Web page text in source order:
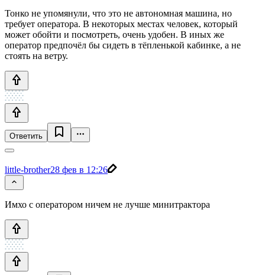
Тонко не упомянули, что это не автономная машина, но
требует оператора. В некоторых местах человек, который
может обойти и посмотреть, очень удобен. В иных же
оператор предпочёл бы сидеть в тёпленькой кабинке, а не
стоять на ветру.
Ответить
little-brother28 фев в 12:26
Имхо с оператором ничем не лучше минитрактора